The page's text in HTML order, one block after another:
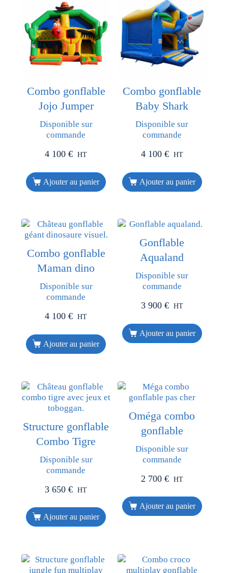
Combo gonflable
Jojo Jumper
Disponible sur
commande
4 100€ HT
Ajouter au panier
Combo gonflable
Baby Shark
Disponible sur
commande
4 100 € HT
Ajouter au panier
Combo gonflable
Maman dino
Disponible sur
commande
4 100€ HT
Ajouter au panier
Gonflable
Aqualand
Disponible sur
commande
3 900 € HT
Ajouter au panier
Structure gonflable
Combo Tigre
Disponible sur
commande
3 650€ HT
Ajouter au panier
Oméga combo
gonflable
Disponible sur
commande
2 700 € HT
Ajouter au panier